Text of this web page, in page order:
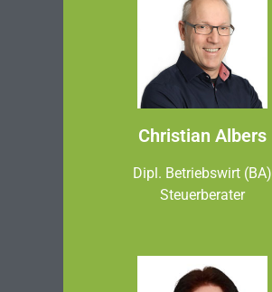
Christian Albers
Dipl. Betriebswirt (BA)
Steuerberater